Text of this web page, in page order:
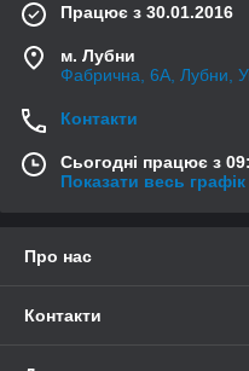
Працює з 30.01.2016
м. Лубни
Фабрична, 6А, Лубни,
Контакти
Сьогодні працює з
Показати весь
Про нас
Контакти